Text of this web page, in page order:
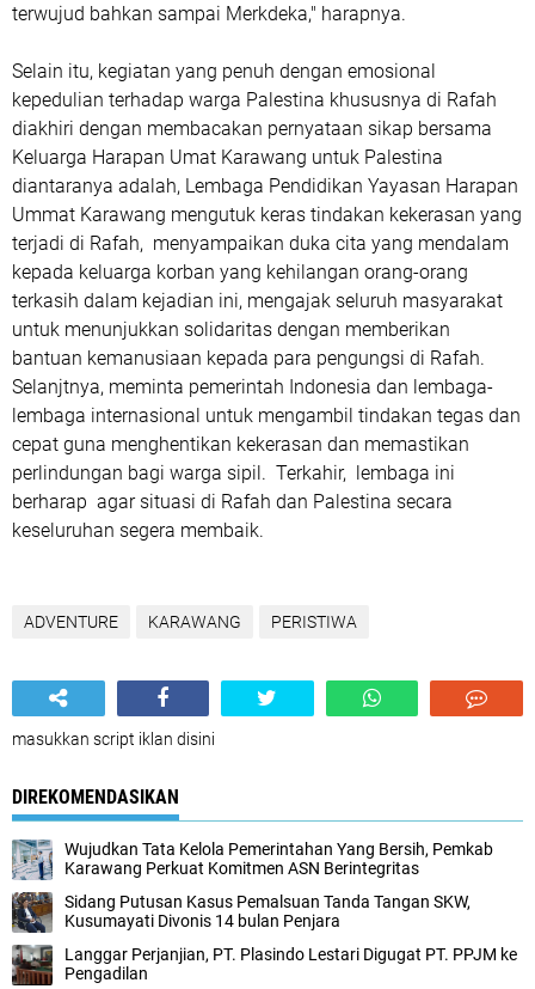
terwujud bahkan sampai Merkdeka," harapnya.
Selain itu, kegiatan yang penuh dengan emosional
kepedulian terhadap warga Palestina khususnya di Rafah
diakhiri dengan membacakan pernyataan sikap bersama
Keluarga Harapan Umat Karawang untuk Palestina
diantaranya adalah, Lembaga Pendidikan Yayasan Harapan
Ummat Karawang mengutuk keras tindakan kekerasan yang
terjadi di Rafah, menyampaikan duka cita yang mendalam
kepada keluarga korban yang kehilangan orang-orang
terkasih dalam kejadian ini, mengajak seluruh masyarakat
untuk menunjukkan solidaritas dengan memberikan
bantuan kemanusiaan kepada para pengungsi di Rafah.
Selanjtnya, meminta pemerintah Indonesia dan lembaga-
lembaga internasional untuk mengambil tindakan tegas dan
cepat guna menghentikan kekerasan dan memastikan
perlindungan bagi warga sipil. Terkahir, lembaga ini
berharap agar situasi di Rafah dan Palestina secara
keseluruhan segera membaik.
ADVENTURE KARAWANG PERISTIWA
masukkan script iklan disini
DIREKOMENDASIKAN
Wujudkan Tata Kelola Pemerintahan Yang Bersih, Pemkab
Karawang Perkuat Komitmen ASN Berintegritas
Sidang Putusan Kasus Pemalsuan Tanda Tangan SKW,
Kusumayati Divonis 14 bulan Penjara
Langgar Perjanjian, PT. Plasindo Lestari Digugat PT. PPJM ke
Pengadilan